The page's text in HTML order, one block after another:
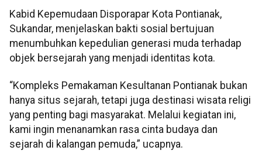
Kabid Kepemudaan Disporapar Kota Pontianak,
Sukandar, menjelaskan bakti sosial bertujuan
menumbuhkan kepedulian generasi muda terhadap
objek bersejarah yang menjadi identitas kota.
“Kompleks Pemakaman Kesultanan Pontianak bukan
hanya situs sejarah, tetapi juga destinasi wisata religi
yang penting bagi masyarakat. Melalui kegiatan ini,
kami ingin menanamkan rasa cinta budaya dan
sejarah di kalangan pemuda,” ucapnya.